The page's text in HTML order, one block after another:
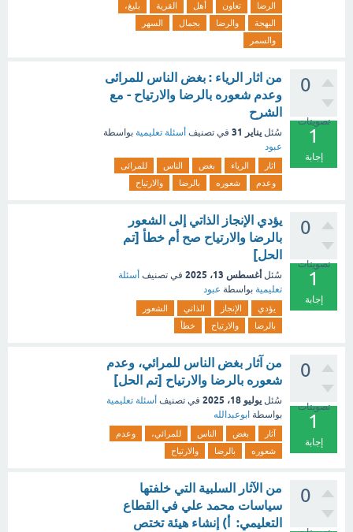
الرضا
تعاون أهل القرية
بليغ،
البهجة
والرضا بجمال
السهر
والسمر
0
تصويتات
1
إجابة
من اثار الرياء : بغض الناس للمرائى
وعدم شعوره بالرضا والارتياح - مع
الشرح
سُئل يناير 31 في تصنيف أسئلة تعليمية بواسطة
عبود
اثار الرياء بغض الناس
للمرائى
وعدم
شعوره بالرضا والارتياح
0
تصويتات
1
إجابة
‏يؤدي الإنجاز الذاتي إلى الشعور
بالرضا والارتياح صح أم خطأ [تم
الحل]
سُئل أغسطس 13، 2025 في تصنيف أسئلة
تعليمية بواسطة عبود
يؤدي الإنجاز الذاتي
الشعور
بالرضا
والارتياح خطأ
0
تصويتات
1
إجابة
من آثار بغض الناس للمرائي، وعدم
شعوره بالرضا والارتياح [تم الحل]
سُئل يوليو 18، 2025 في تصنيف أسئلة تعليمية
بواسطة ابوعبدالله
آثار بغض الناس للمرائي،
وعدم
شعوره
بالرضا والارتياح
0
من الآثار السلبية التي خلفتها
سياسات محمد علي في القطاع
التعليمي: أ) إنشاء هيئة تختص